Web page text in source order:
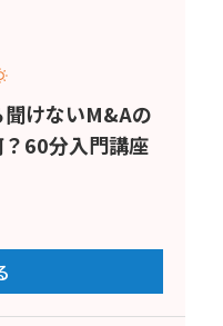
聞けないM&Aの
60分入門講座